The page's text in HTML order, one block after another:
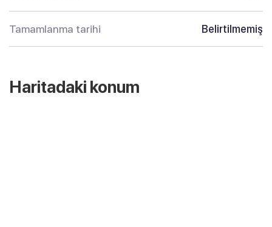
Tamamlanma tarihi Belirtilmemiş
Haritadaki konum